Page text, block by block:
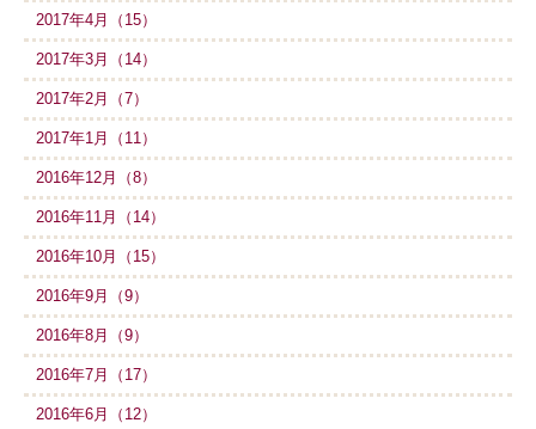
2017年4月（15）
2017年3月（14）
2017年2月（7）
2017年1月（11）
2016年12月（8）
2016年11月（14）
2016年10月（15）
2016年9月（9）
2016年8月（9）
2016年7月（17）
2016年6月（12）